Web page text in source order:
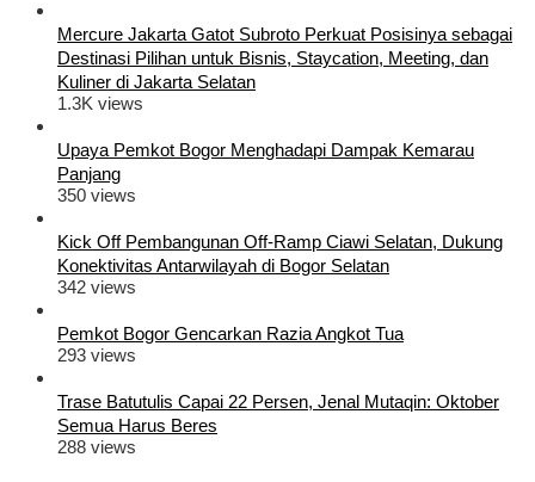
Mercure Jakarta Gatot Subroto Perkuat Posisinya sebagai
Destinasi Pilihan untuk Bisnis, Staycation, Meeting, dan
Kuliner di Jakarta Selatan
1.3K views
Upaya Pemkot Bogor Menghadapi Dampak Kemarau
Panjang
350 views
Kick Off Pembangunan Off-Ramp Ciawi Selatan, Dukung
Konektivitas Antarwilayah di Bogor Selatan
342 views
Pemkot Bogor Gencarkan Razia Angkot Tua
293 views
Trase Batutulis Capai 22 Persen, Jenal Mutaqin: Oktober
Semua Harus Beres
288 views